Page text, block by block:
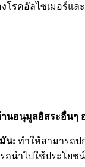
โรคอัลไซเมอร์แล
นอนุมูลอิสระอื่นๆ อ
น: ทำให้สามารถป
ถนำไปใช้ประโยช